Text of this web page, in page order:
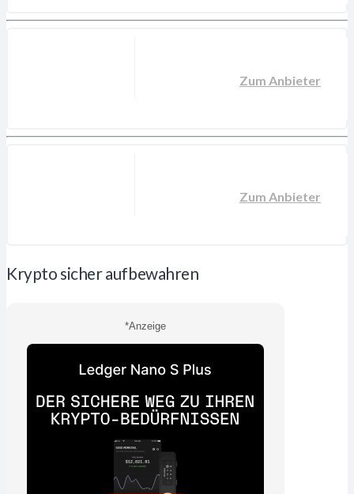
Zum Anbieter
Zum Anbieter
Krypto sicher aufbewahren
*Anzeige